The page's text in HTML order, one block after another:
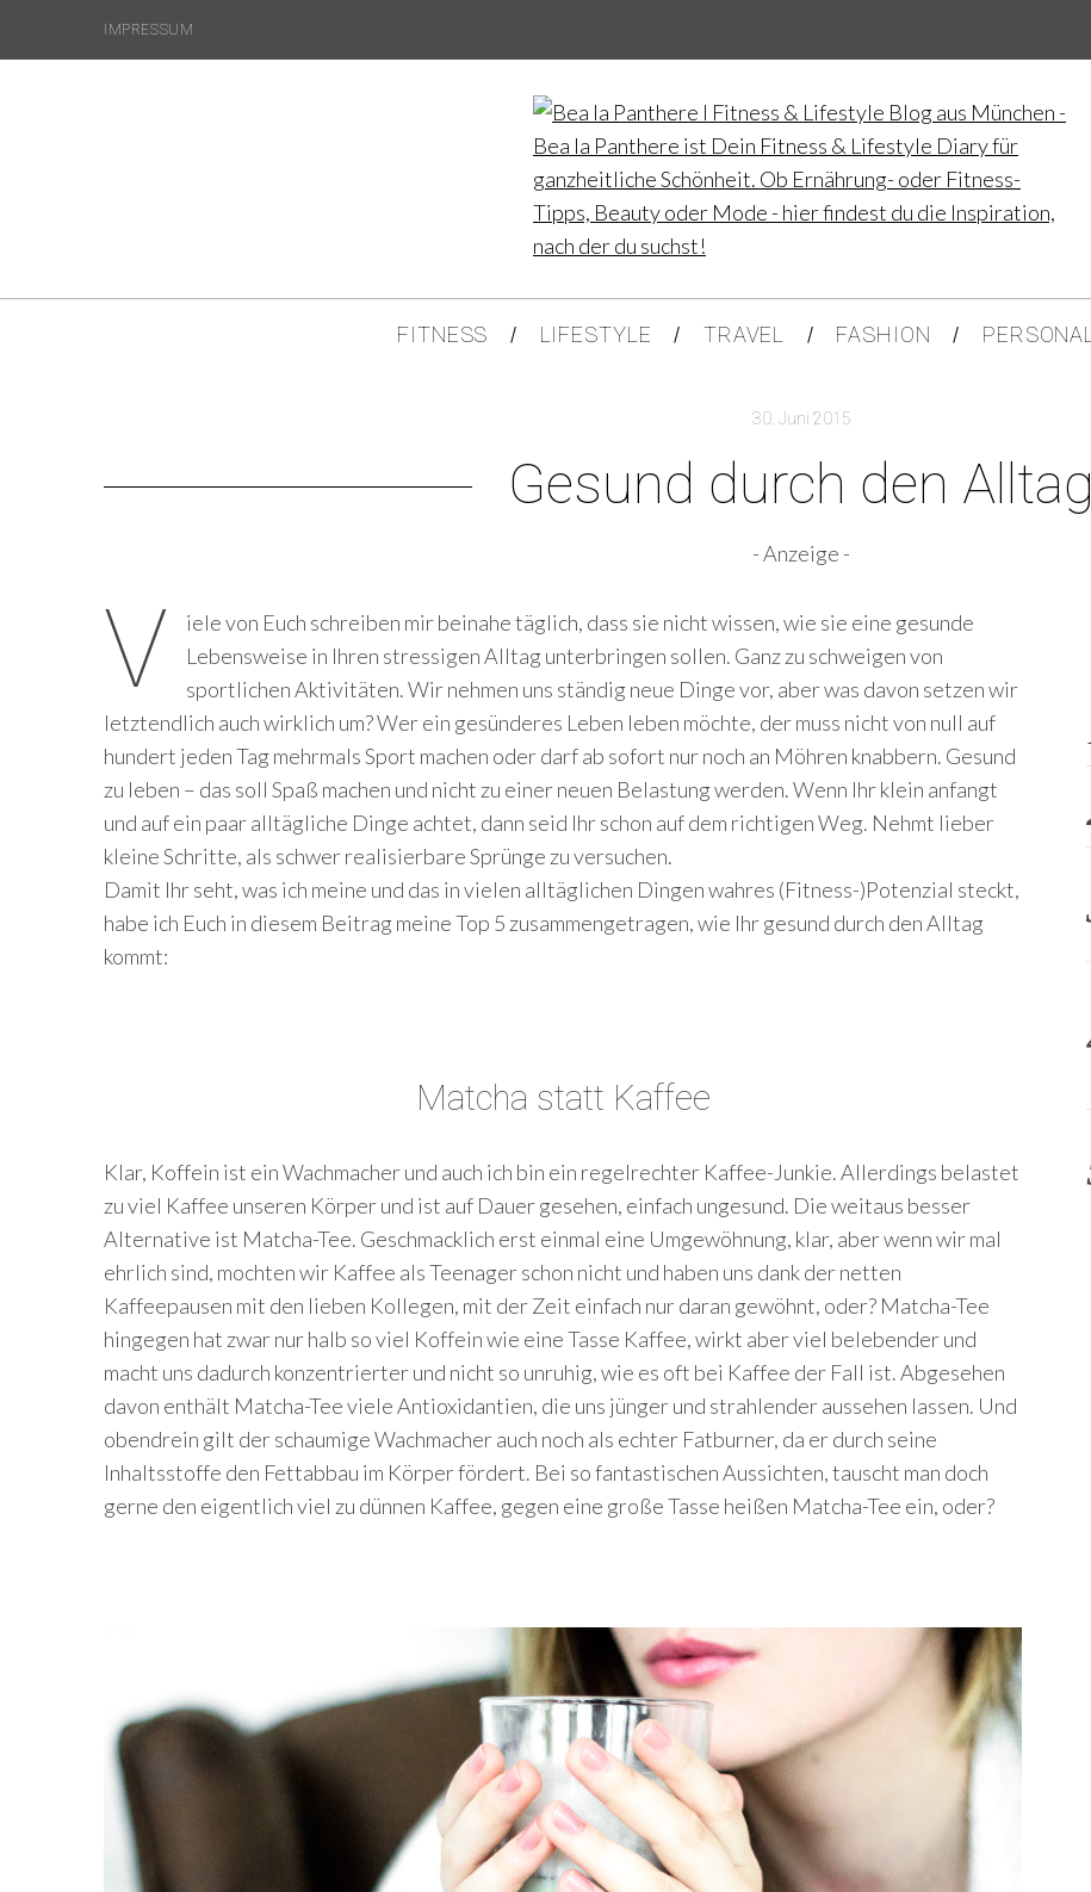
IMPRESSUM
FITNESS LIFESTYLE TRAVEL FASHION PERSONAL
30. Juni 2015
Gesund durch den Alltag
- Anzeige -
V
iele von Euch schreiben mir beinahe täglich, dass sie nicht wissen, wie sie eine gesunde
Lebensweise in Ihren stressigen Alltag unterbringen sollen. Ganz zu schweigen von
sportlichen Aktivitäten. Wir nehmen uns ständig neue Dinge vor, aber was davon setzen wir
letztendlich auch wirklich um? Wer ein gesünderes Leben leben möchte, der muss nicht von null auf
hundert jeden Tag mehrmals Sport machen oder darf ab sofort nur noch an Möhren knabbern. Gesund
zu leben – das soll Spaß machen und nicht zu einer neuen Belastung werden. Wenn Ihr klein anfangt
und auf ein paar alltägliche Dinge achtet, dann seid Ihr schon auf dem richtigen Weg. Nehmt lieber
kleine Schritte, als schwer realisierbare Sprünge zu versuchen.
Damit Ihr seht, was ich meine und das in vielen alltäglichen Dingen wahres (Fitness-)Potenzial steckt,
habe ich Euch in diesem Beitrag meine Top 5 zusammengetragen, wie Ihr gesund durch den Alltag
kommt:
Matcha statt Kaffee
Klar, Koffein ist ein Wachmacher und auch ich bin ein regelrechter Kaffee-Junkie. Allerdings belastet
zu viel Kaffee unseren Körper und ist auf Dauer gesehen, einfach ungesund. Die weitaus besser
Alternative ist Matcha-Tee. Geschmacklich erst einmal eine Umgewöhnung, klar, aber wenn wir mal
ehrlich sind, mochten wir Kaffee als Teenager schon nicht und haben uns dank der netten
Kaffeepausen mit den lieben Kollegen, mit der Zeit einfach nur daran gewöhnt, oder? Matcha-Tee
hingegen hat zwar nur halb so viel Koffein wie eine Tasse Kaffee, wirkt aber viel belebender und
macht uns dadurch konzentrierter und nicht so unruhig, wie es oft bei Kaffee der Fall ist. Abgesehen
davon enthält Matcha-Tee viele Antioxidantien, die uns jünger und strahlender aussehen lassen. Und
obendrein gilt der schaumige Wachmacher auch noch als echter Fatburner, da er durch seine
Inhaltsstoffe den Fettabbau im Körper fördert. Bei so fantastischen Aussichten, tauscht man doch
gerne den eigentlich viel zu dünnen Kaffee, gegen eine große Tasse heißen Matcha-Tee ein, oder?